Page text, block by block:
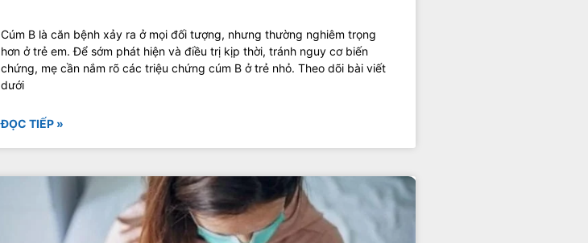
Cúm B là căn bệnh xảy ra ở mọi đối tượng, nhưng thường nghiêm trọng
hơn ở trẻ em. Để sớm phát hiện và điều trị kịp thời, tránh nguy cơ biến
chứng, mẹ cần nắm rõ các triệu chứng cúm B ở trẻ nhỏ. Theo dõi bài viết
dưới
ĐỌC TIẾP »